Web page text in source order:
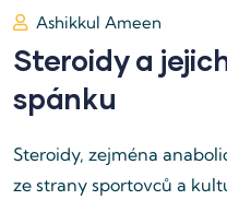
Ashikkul Ameen
Steroidy a
spánku
Steroidy, zejména
ze strany sportovců a